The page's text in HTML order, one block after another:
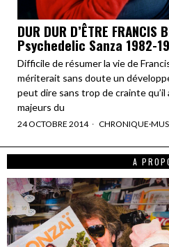
DUR DUR D’ÊTRE FRANCIS
Psychedelic Sanza 1982-
Difficile de résumer la vie de
mériterait sans doute un
peut dire sans trop de crainte qu’il
majeurs du
24 OCTOBRE 2014 CHRONIQUE·
A